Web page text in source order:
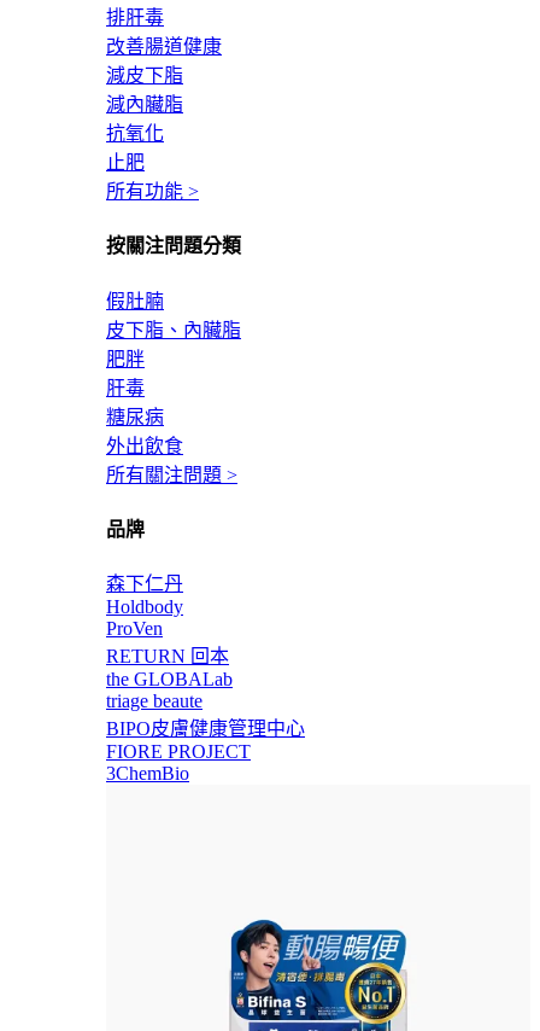
排肝毒
改善腸道健康
減皮下脂
減內臟脂
抗氧化
止肥
所有功能 >
按關注問題分類
假肚腩
皮下脂、內臟脂
肥胖
肝毒
糖尿病
外出飲食
所有關注問題 >
品牌
森下仁丹
Holdbody
ProVen
RETURN 回本
the GLOBALab
triage beaute
BIPO皮膚健康管理中心
FIORE PROJECT
3ChemBio